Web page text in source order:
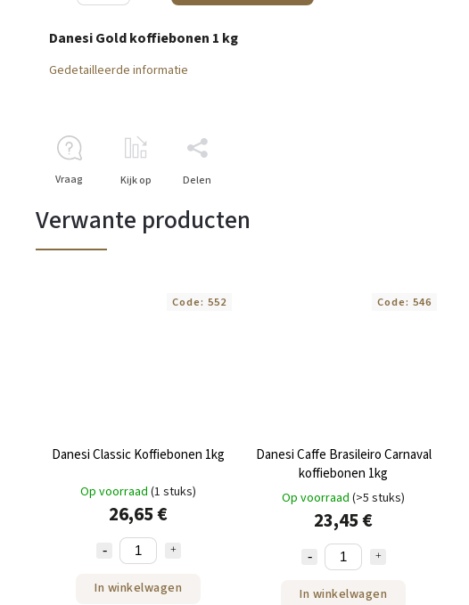
Danesi Gold koffiebonen 1 kg
Gedetailleerde informatie
Vraag Kijk op Delen
Verwante producten
Danesi Classic Koffiebonen 1kg
Op voorraad (1 stuks)
26,65 €
In winkelwagen
Code: 552
Danesi Caffe Brasileiro Carnaval
koffiebonen 1kg
Op voorraad (>5 stuks)
23,45 €
In winkelwagen
Code: 546